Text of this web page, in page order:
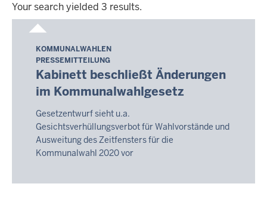
Your search yielded 3 results.
Your
yielded
results.
Samstag,
8.
August
2026
-
11:07
KOMMUNALWAHLEN
PRESSEMITTEILUNG
Kabinett beschließt Änderungen
im Kommunalwahlgesetz
Gesetzentwurf sieht u.a.
Gesichtsverhüllungsverbot für Wahlvorstände und
Ausweitung des Zeitfensters für die
Kommunalwahl 2020 vor